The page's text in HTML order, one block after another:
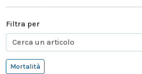
Filtra per
Mortalità